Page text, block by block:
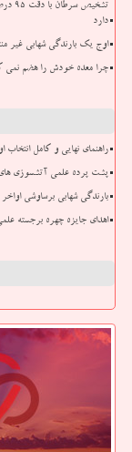
دارد
اوج یک بارندگی شهابی غیر
چرا معده خودش را هضم نمی
راهنمای نهایی و کامل انتخاب
پشت پرده علمی آتشسوزی های
بارندگی شهابی برساوشی اواخر
اهدای جایزه چهره برجسته